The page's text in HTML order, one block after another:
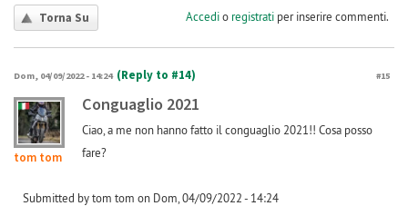
Torna Su Accedio registratiper inserire commenti.
Dom, 04/09/2022 - 14:24 (Reply to #14) #15
tom tom
Conguaglio 2021
Ciao, a me non hanno fatto il conguaglio 2021!! Cosa posso
fare?
Submitted by tom tom on Dom, 04/09/2022 - 14:24